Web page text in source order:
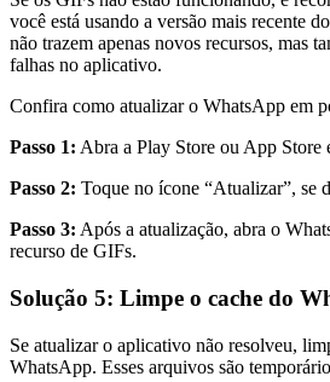
você está usando a versão mais recente
não trazem apenas novos recursos, mas
falhas no aplicativo.
Confira como atualizar o WhatsApp em
Passo 1: Abra a Play Store ou App Store
Passo 2: Toque no ícone “Atualizar”, se
Passo 3: Após a atualização, abra o
recurso de GIFs.
Solução 5: Limpe o cache do
Se atualizar o aplicativo não resolveu,
WhatsApp. Esses arquivos são